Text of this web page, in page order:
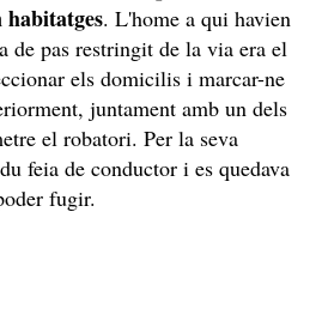
. L'home a qui havien
de pas restringit de la via era el
els domicilis i marcar-ne
juntament amb un dels
el robatori. Per la seva
feia de conductor i es quedava
fugir.